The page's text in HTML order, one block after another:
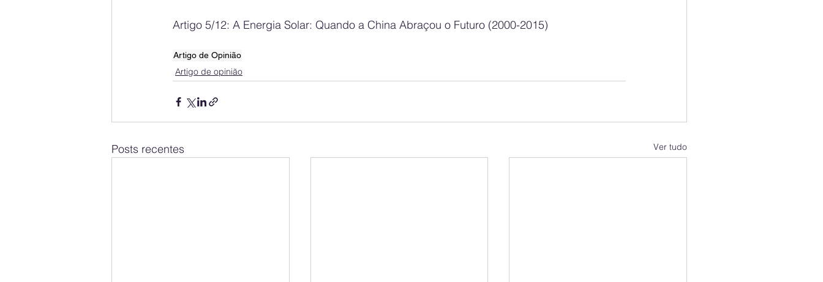
Artigo 5/12: A Energia Solar: Quando a China Abraçou o Futuro (2000-2015)
Artigo de Opinião
Artigo de opinião
Posts recentes Ver tudo